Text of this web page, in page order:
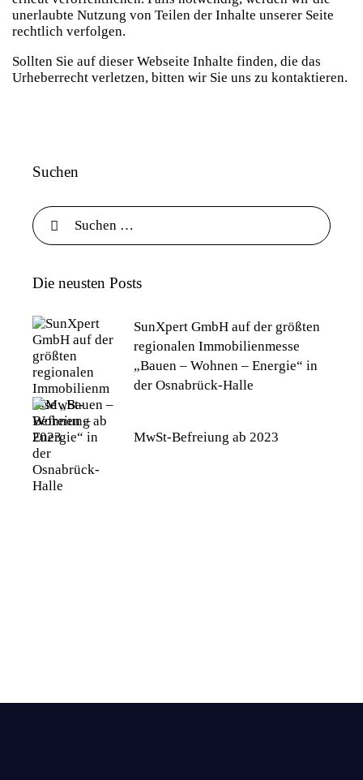
unerlaubte Nutzung von Teilen der Inhalte unserer Seite
rechtlich verfolgen.
Sollten Sie auf dieser Webseite Inhalte finden, die das
Urheberrecht verletzen, bitten wir Sie uns zu kontaktieren.
Suchen
Die neusten Posts
SunXpert GmbH auf der größten
regionalen Immobilienmesse
„Bauen – Wohnen – Energie“ in
der Osnabrück-Halle
MwSt-Befreiung ab 2023